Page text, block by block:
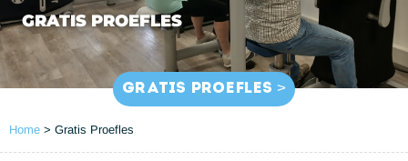
GRATIS PROEFLES
GRATIS PROEFLES >
Home > Gratis Proefles